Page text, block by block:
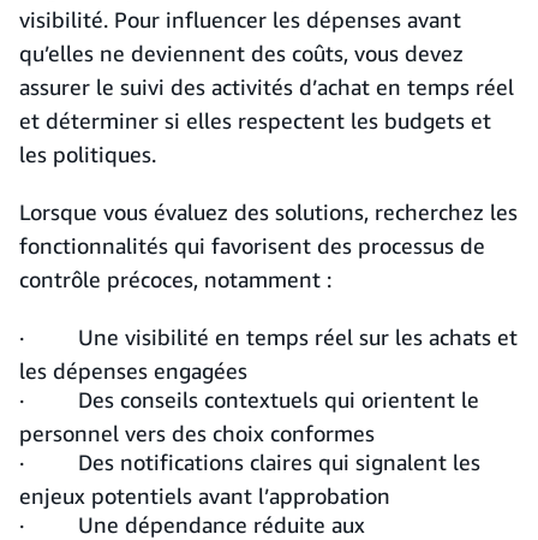
visibilité. Pour influencer les dépenses avant
qu’elles ne deviennent des coûts, vous devez
assurer le suivi des activités d’achat en temps réel
et déterminer si elles respectent les budgets et
les politiques.
Lorsque vous évaluez des solutions, recherchez les
fonctionnalités qui favorisent des processus de
contrôle précoces, notamment :
· Une visibilité en temps réel sur les achats et
les dépenses engagées
· Des conseils contextuels qui orientent le
personnel vers des choix conformes
· Des notifications claires qui signalent les
enjeux potentiels avant l’approbation
· Une dépendance réduite aux